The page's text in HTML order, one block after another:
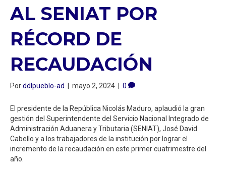
AL SENIAT POR
RÉCORD DE
RECAUDACIÓN
Porddlpueblo-ad | mayo 2, 2024 | 0
El presidente de la República Nicolás Maduro, aplaudió la gran
gestión del Superintendente del Servicio Nacional Integrado de
Administración Aduanera y Tributaria (SENIAT), José David
Cabello y a los trabajadores de la institución por lograr el
incremento de la recaudación en este primer cuatrimestre del
año.